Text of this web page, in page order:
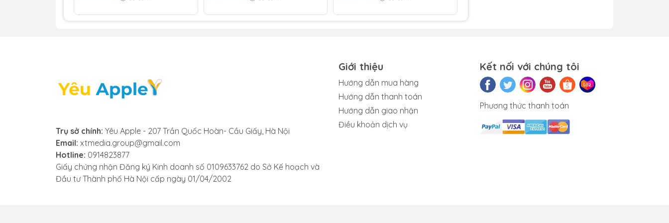
không còn trong trẻo mà bị rè, nhiễu hoặc có tiếng lách tách khó chịu.
- Âm lượng nhỏ hoặc mất tiếng hoàn toàn: Dù đã tăng âm lượng đến mức tối đa, bạn vẫn chỉ nghe thấy
- Loa bị ngắt quãng, lúc có lúc không: Âm thanh từ loa không ổn định, lúc phát ra lúc lại tắt, gây gián đoạn
nghiêm trọng khi sử dụng.
- Không nghe được tin nhắn thoại: Khi bạn nhận được tin nhắn thoại, loa không phát ra âm thanh, buộc
Nếu bạn gặp phải một trong các dấu hiệu trên, hãy mang thiết bị đến trung tâm sửa chữa uy tín để được
kiểm tra và thay loa Apple Watch SE 2025 kịp thời.
Trụ sở chính: Yêu Apple - 207 Trần Quốc Hoàn- Cầu Giấy, Hà Nội
Email: xtmedia.group@gmail.com
Hotline: 0914823877
Giấy chứng nhận Đăng ký Kinh doanh số 0109633762 do Sở Kế hoạch và
Đầu tư Thành phố Hà Nội cấp ngày 01/04/2002
Giới thiệu
Hướng dẫn mua hàng
Hướng dẫn thanh toán
Hướng dẫn giao nhận
Điều khoản dịch vụ
Kết nối với chúng tôi
Phương thức thanh toán